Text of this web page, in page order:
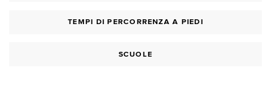
TEMPI DI PERCORRENZA A PIEDI
SCUOLE